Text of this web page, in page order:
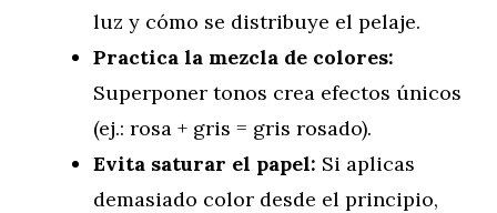
luz y cómo se distribuye el pelaje.
Practica la mezcla de colores:
Superponer tonos crea efectos únicos
(ej.: rosa + gris = gris rosado).
Evita saturar el papel: Si aplicas
demasiado color desde el principio,